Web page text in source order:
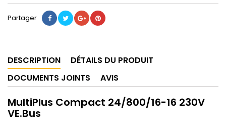
Partager
DESCRIPTION
DÉTAILS DU PRODUIT
DOCUMENTS JOINTS
AVIS
MultiPlus Compact 24/800/16-16 230V
VE.Bus